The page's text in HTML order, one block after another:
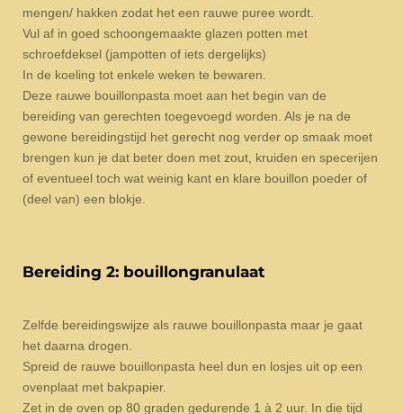
mengen/ hakken zodat het een rauwe puree wordt.
Vul af in goed schoongemaakte glazen potten met
schroefdeksel (jampotten of iets dergelijks)
In de koeling tot enkele weken te bewaren.
Deze rauwe bouillonpasta moet aan het begin van de
bereiding van gerechten toegevoegd worden. Als je na de
gewone bereidingstijd het gerecht nog verder op smaak moet
brengen kun je dat beter doen met zout, kruiden en specerijen
of eventueel toch wat weinig kant en klare bouillon poeder of
(deel van) een blokje.
Bereiding 2: bouillongranulaat
Zelfde bereidingswijze als rauwe bouillonpasta maar je gaat
het daarna drogen.
Spreid de rauwe bouillonpasta heel dun en losjes uit op een
ovenplaat met bakpapier.
Zet in de oven op 80 graden gedurende 1 à 2 uur. In die tijd